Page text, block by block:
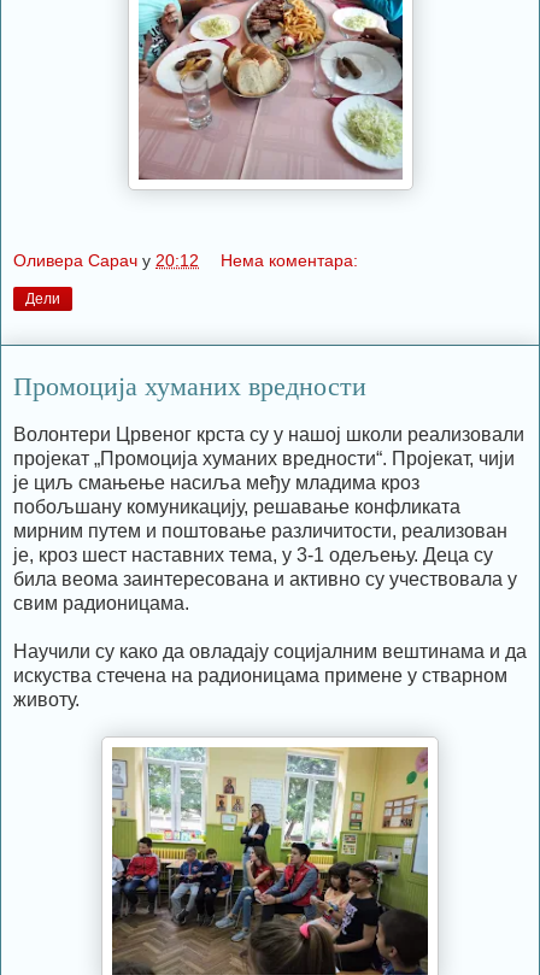
Оливера Сарач у 20:12 Нема коментара:
Дели
Промоција хуманих вредности
Волонтери Црвеног крста су у нашој школи реализовали
пројекат „Промоција хуманих вредности“. Пројекат, чији
је циљ смањење насиља међу младима кроз
побољшану комуникацију, решавање конфликата
мирним путем и поштовање различитости, реализован
је, кроз шест наставних тема, у 3-1 одељењу. Деца су
била веома заинтересована и активно су учествовала у
свим радионицама.
Научили су како да овладају социјалним вештинама и да
искуства стечена на радионицама примене у стварном
животу.